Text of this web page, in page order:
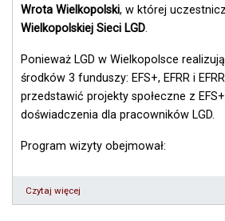
Wrota Wielkopolski, w której
Wielkopolskiej Sieci LGD.
Ponieważ LGD w Wielkopolsce
środków 3 funduszy: EFS+, EFRR i
przedstawić projekty społeczne z
doświadczenia dla pracowników LGD.
Program wizyty obejmował:
Czytaj więcej
Wizyta